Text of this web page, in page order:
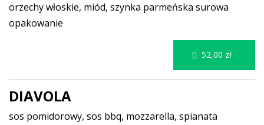
orzechy włoskie, miód, szynka parmeńska surowa
opakowanie
DIAVOLA
sos pomidorowy, sos bbq, mozzarella, spianata